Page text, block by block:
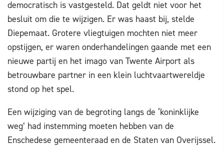
democratisch is vastgesteld. Dat geldt niet voor het
besluit om die te wijzigen. Er was haast bij, stelde
Diepemaat. Grotere vliegtuigen mochten niet meer
opstijgen, er waren onderhandelingen gaande met een
nieuwe partij en het imago van Twente Airport als
betrouwbare partner in een klein luchtvaartwereldje
stond op het spel.
Een wijziging van de begroting langs de ‘koninklijke
weg’ had instemming moeten hebben van de
Enschedese gemeenteraad en de Staten van Overijssel.